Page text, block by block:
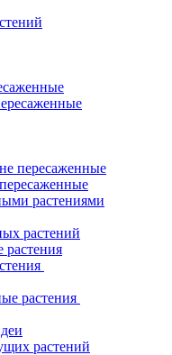
пересаженные
растениями
растений
растения
растения
растений